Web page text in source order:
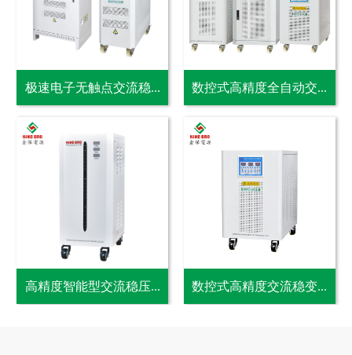
极速电子无触点交流稳... 数控式高精度全自动交...
高精度智能型交流稳压... 数控式高精度交流稳变...